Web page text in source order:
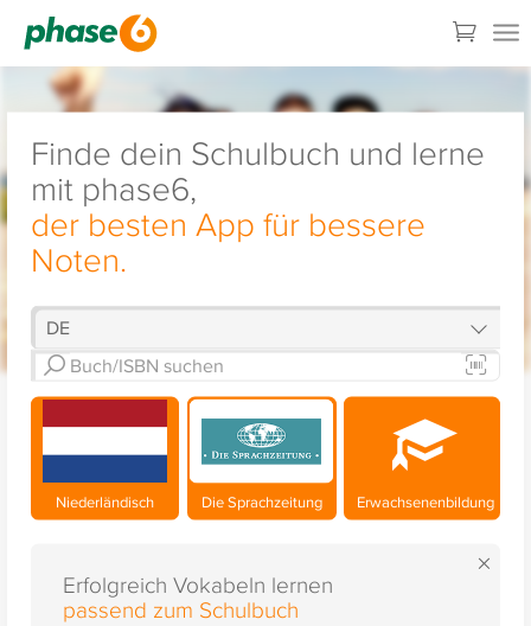
Finde dein Schulbuch und lerne
mit phase6,
der besten App für bessere
Noten.
Niederländisch Die Sprachzeitung Erwachsenenbildung
×
Erfolgreich Vokabeln lernen
passend zum Schulbuch